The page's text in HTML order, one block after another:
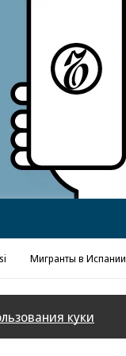
в «Ъ»
Мигранты в Испании
куки